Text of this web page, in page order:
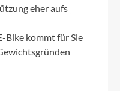
eher aufs
Bike kommt für Sie